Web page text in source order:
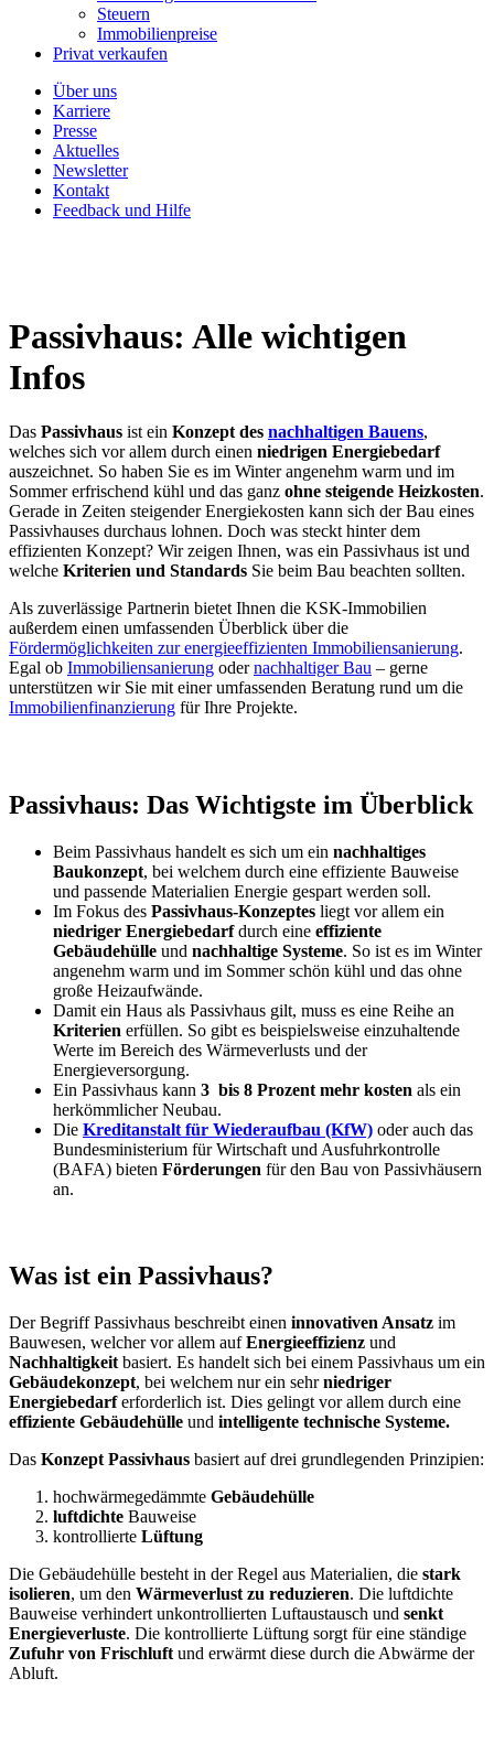
Steuern
Immobilienpreise
Privat verkaufen
Über uns
Karriere
Presse
Aktuelles
Newsletter
Kontakt
Feedback und Hilfe
Passivhaus: Alle wichtigen
Infos
Das Passivhaus ist ein Konzept des nachhaltigen Bauens,
welches sich vor allem durch einen niedrigen Energiebedarf
auszeichnet. So haben Sie es im Winter angenehm warm und im
Sommer erfrischend kühl und das ganz ohne steigende Heizkosten.
Gerade in Zeiten steigender Energiekosten kann sich der Bau eines
Passivhauses durchaus lohnen. Doch was steckt hinter dem
effizienten Konzept? Wir zeigen Ihnen, was ein Passivhaus ist und
welche Kriterien und Standards Sie beim Bau beachten sollten.
Als zuverlässige Partnerin bietet Ihnen die KSK-Immobilien
außerdem einen umfassenden Überblick über die
Fördermöglichkeiten zur energieeffizienten Immobiliensanierung.
Egal ob Immobiliensanierung odernachhaltiger Bau – gerne
unterstützen wir Sie mit einer umfassenden Beratung rund um die
Immobilienfinanzierung für Ihre Projekte.
Passivhaus: Das Wichtigste im Überblick
Beim Passivhaus handelt es sich um ein nachhaltiges
Baukonzept, bei welchem durch eine effiziente Bauweise
und passende Materialien Energie gespart werden soll.
Im Fokus des Passivhaus-Konzeptes liegt vor allem ein
niedriger Energiebedarfdurch eine effiziente
Gebäudehülle und nachhaltige Systeme. So ist es im Winter
angenehm warm und im Sommer schön kühl und das ohne
große Heizaufwände.
Damit ein Haus als Passivhaus gilt, muss es eine Reihe an
Kriterien erfüllen. So gibt es beispielsweise einzuhaltende
Werte im Bereich des Wärmeverlusts und der
Energieversorgung.
Ein Passivhaus kann 3 bis 8 Prozent mehr kosten als ein
herkömmlicher Neubau.
Die Kreditanstalt für Wiederaufbau (KfW) oder auch das
Bundesministerium für Wirtschaft und Ausfuhrkontrolle
(BAFA) bieten Förderungen für den Bau von Passivhäusern
an.
Was ist ein Passivhaus?
Der Begriff Passivhaus beschreibt einen innovativen Ansatz im
Bauwesen, welcher vor allem aufEnergieeffizienz und
Nachhaltigkeit basiert. Es handelt sich bei einem Passivhaus um ein
Gebäudekonzept, bei welchem nur ein sehrniedriger
Energiebedarferforderlich ist. Dies gelingt vor allem durch eine
effiziente Gebäudehülle und intelligente technische Systeme.
Das Konzept Passivhaus basiert auf drei grundlegenden Prinzipien:
hochwärmegedämmte Gebäudehülle
luftdichte Bauweise
kontrollierte Lüftung
Die Gebäudehülle besteht in der Regel aus Materialien, die stark
isolieren, um den Wärmeverlust zu reduzieren. Die luftdichte
Bauweise verhindert unkontrollierten Luftaustausch und senkt
Energieverluste. Die kontrollierte Lüftung sorgt für eine ständige
Zufuhr von Frischluft und erwärmt diese durch die Abwärme der
Abluft.